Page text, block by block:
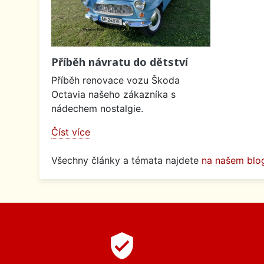
Příběh návratu do dětství
Příběh renovace vozu Škoda
Octavia našeho zákazníka s
nádechem nostalgie.
Číst více
Všechny články a témata najdete na našem
verified_user